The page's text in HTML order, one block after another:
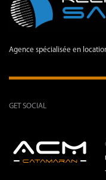
Agence spécialisée en
GET SOCIAL